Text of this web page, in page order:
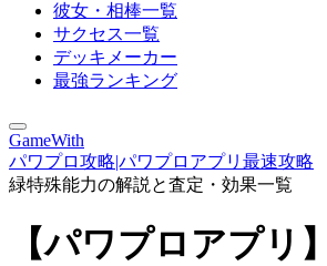
彼女・相棒一覧
サクセス一覧
デッキメーカー
最強ランキング
GameWith
パワプロ攻略|パワプロアプリ最速攻略
緑特殊能力の解説と査定・効果一覧
【パワプロアプリ